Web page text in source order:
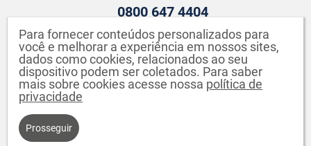
ATENDIMENTO WHATSAPP
+55 43 3142-2149
0800 647 4404
Para fornecer conteúdos personalizados para
você e melhorar a experiência em nossos sites,
dados como cookies, relacionados ao seu
dispositivo podem ser coletados. Para saber
mais sobre cookies acesse nossa política de
privacidade
Prosseguir